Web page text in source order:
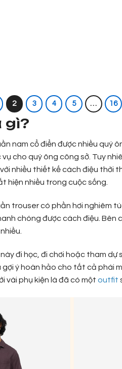
2 3 4 5 … 16
gì?
nam cổ điển được nhiều quý
cho quý ông công sở. Tuy
nhiều thiết kế cách điệu thời
hiện nhiều trong cuộc sống.
trouser có phần hơi nghiêm
chóng được cách điệu. Bên
đi học, đi chơi hoặc tham
ý hoàn hảo cho tất cả phái
vài phụ kiện là đã có một outfit